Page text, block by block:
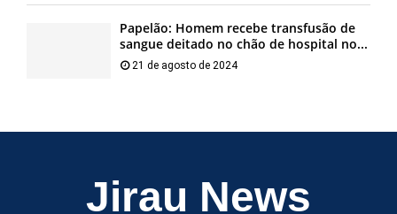
Papelão: Homem recebe transfusão de
sangue deitado no chão de hospital no...
21 de agosto de 2024
Jirau News